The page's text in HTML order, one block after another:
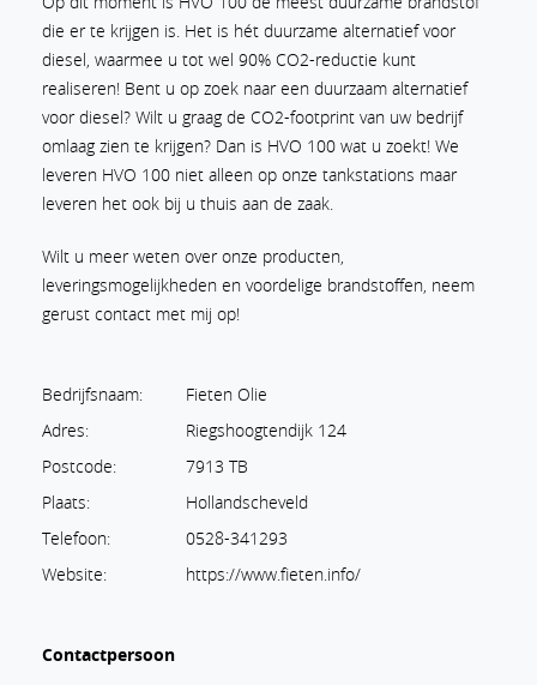
die er te krijgen is. Het is hét duurzame alternatief voor
diesel, waarmee u tot wel 90% CO2-reductie kunt
realiseren! Bent u op zoek naar een duurzaam alternatief
voor diesel? Wilt u graag de CO2-footprint van uw bedrijf
omlaag zien te krijgen? Dan is HVO 100 wat u zoekt! We
leveren HVO 100 niet alleen op onze tankstations maar
leveren het ook bij u thuis aan de zaak.
Wilt u meer weten over onze producten,
leveringsmogelijkheden en voordelige brandstoffen, neem
gerust contact met mij op!
Bedrijfsnaam:
Fieten Olie
Adres:
Riegshoogtendijk 124
Postcode:
7913 TB
Plaats:
Hollandscheveld
Telefoon:
0528-341293
Website:
https://www.fieten.info/
Contactpersoon